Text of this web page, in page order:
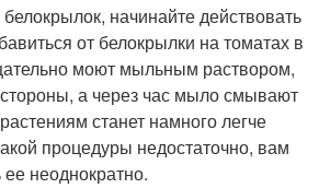
начинайте действовать
от белокрылки на томатах в
моют мыльным раствором,
а через час мыло смывают
станет намного легче
процедуры недостаточно, вам
неоднократно.